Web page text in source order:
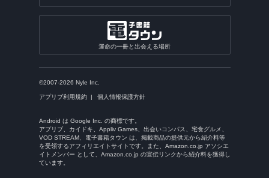
運命の一冊と出会える場所
©2007-2026 Nyle Inc.
アプリブ利用規約 個人情報保護方針
Android は Google Inc. の商標です。
アプリブ、カイドキ、Appliv Games、出会いコンパス、宅食グルメ、
VOD STREAM、電子書籍タウン は、掲載商品の提供元から紹介料等
を受領するアフィリエイトサイトです。また、Amazon.co.jp アソシエ
イトメンバー として、Amazon.co.jp の宣伝リンクから紹介料を獲得し
ています。